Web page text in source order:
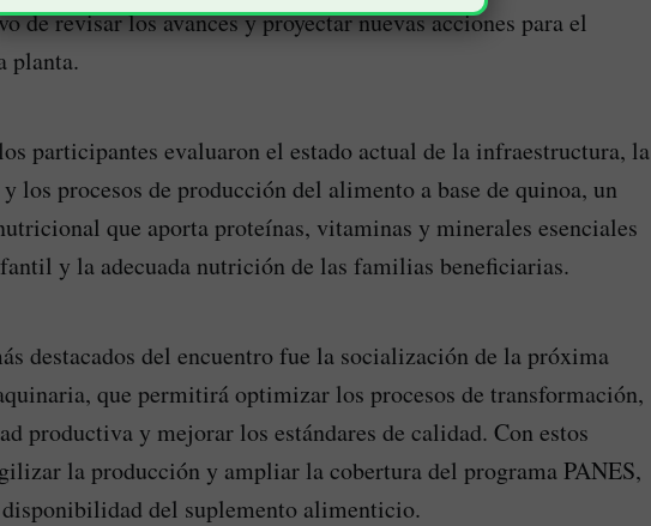
de revisar los avances y proyectar nuevas acciones para el
planta.
participantes evaluaron el estado actual de la infraestructura, la
los procesos de producción del alimento a base de quinoa, un
que aporta proteínas, vitaminas y minerales esenciales
y la adecuada nutrición de las familias beneficiarias.
destacados del encuentro fue la socialización de la próxima
que permitirá optimizar los procesos de transformación,
productiva y mejorar los estándares de calidad. Con estos
la producción y ampliar la cobertura del programa PANES,
del suplemento alimenticio.